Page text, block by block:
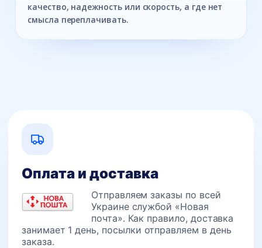
качество, надежность или скорость, а где нет
смысла переплачивать.
Оплата и доставка
Отправляем заказы по всей
Украине службой «Новая
почта». Как правило, доставка
занимает 1 день, посылки отправляем в день
заказа.